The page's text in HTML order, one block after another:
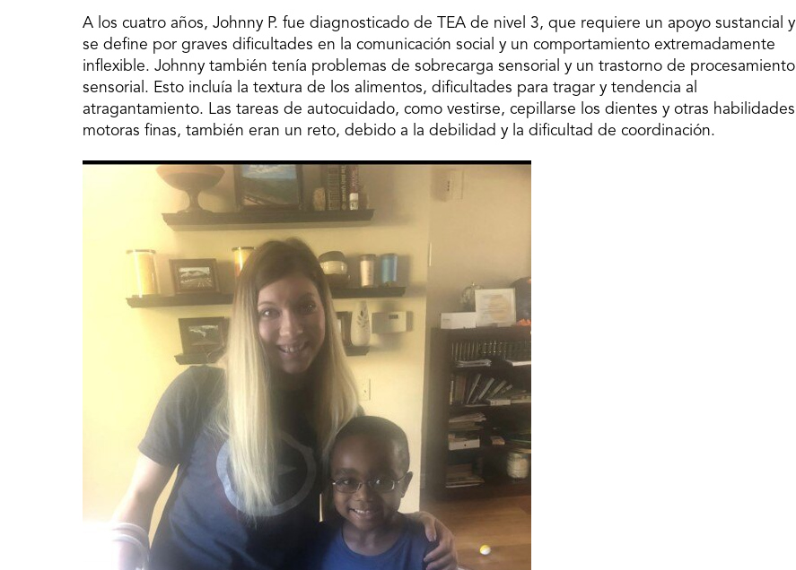
A los cuatro años, Johnny P. fue diagnosticado de TEA de nivel 3, que requiere un apoyo sustancial y
se define por graves dificultades en la comunicación social y un comportamiento extremadamente
inflexible. Johnny también tenía problemas de sobrecarga sensorial y un trastorno de procesamiento
sensorial. Esto incluía la textura de los alimentos, dificultades para tragar y tendencia al
atragantamiento. Las tareas de autocuidado, como vestirse, cepillarse los dientes y otras habilidades
motoras finas, también eran un reto, debido a la debilidad y la dificultad de coordinación.